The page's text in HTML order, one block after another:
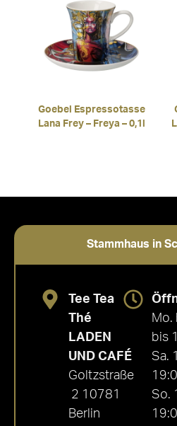
Goebel Espressotasse
Lana Frey – Freya – 0,1l
Stammhaus in
Tee Tea
Thé
LADEN
UND CAFÉ
Goltzstraße
2 10781
Berlin
Mo.
bis
Sa.
So.